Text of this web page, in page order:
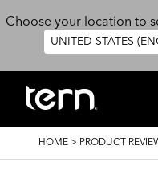
Choose your location to
UNITED STATES
BREADCRUMB
HOME > PRODUCT